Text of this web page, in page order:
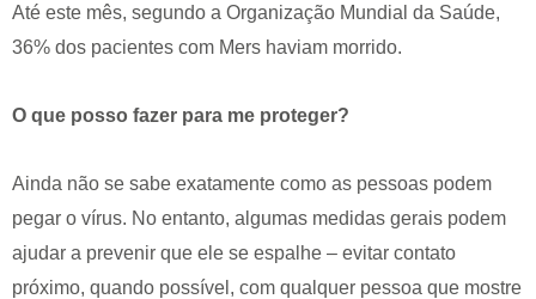
Até este mês, segundo a Organização Mundial da Saúde,
36% dos pacientes com Mers haviam morrido.
O que posso fazer para me proteger?
Ainda não se sabe exatamente como as pessoas podem
pegar o vírus. No entanto, algumas medidas gerais podem
ajudar a prevenir que ele se espalhe – evitar contato
próximo, quando possível, com qualquer pessoa que mostre